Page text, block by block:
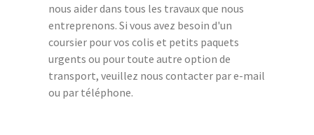
nous aider dans tous les travaux que nous
entreprenons. Si vous avez besoin d'un
coursier pour vos colis et petits paquets
urgents ou pour toute autre option de
transport, veuillez nous contacter par e-mail
ou par téléphone.